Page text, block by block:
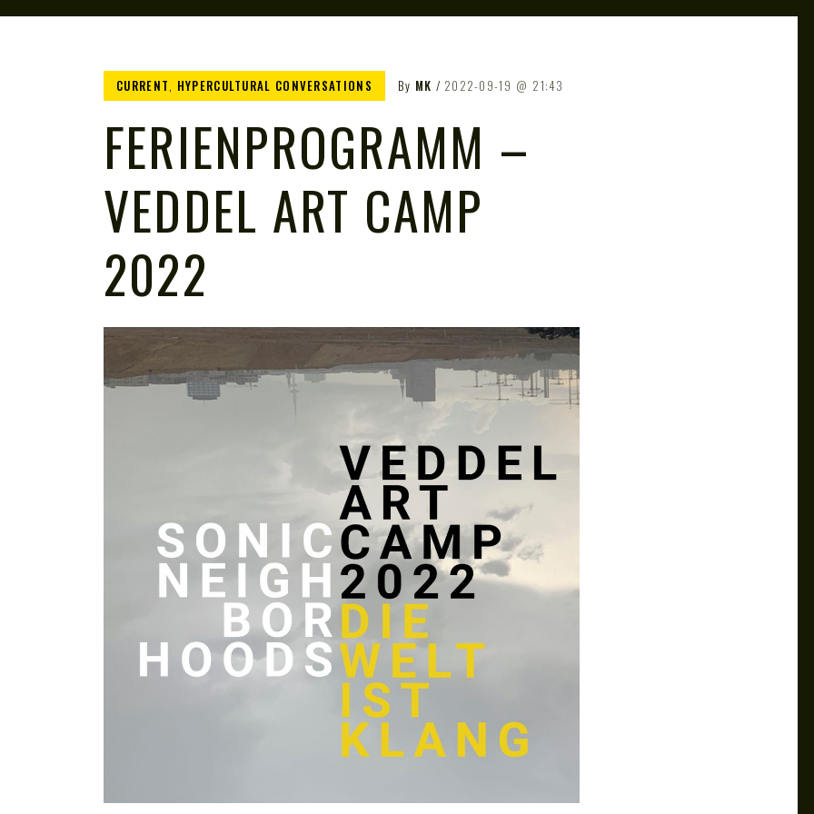
CURRENT, HYPERCULTURAL CONVERSATIONS By MK 2022-09-19 21:43
FERIENPROGRAMM –
VEDDEL ART CAMP
2022